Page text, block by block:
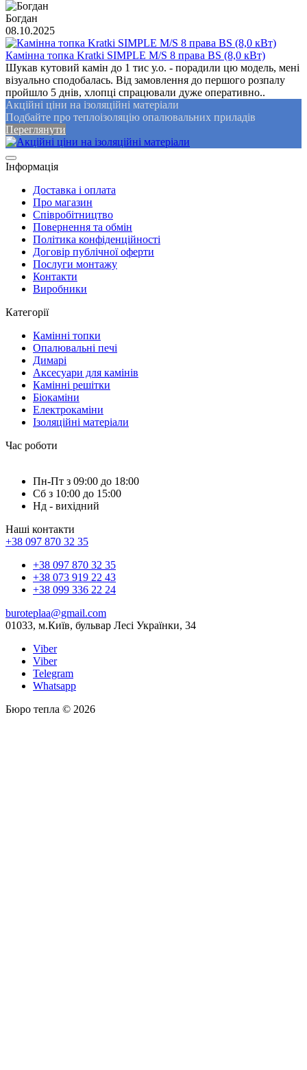
Богдан
08.10.2025
Камінна топка Kratki SIMPLE M/S 8 права BS (8,0 кВт)
Шукав кутовий камін до 1 тис у.о. - порадили цю модель, мені
візуально сподобалась. Від замовлення до першого розпалу
пройшло 5 днів, хлопці спрацювали дуже оперативно..
Акційні ціни на ізоляційні матеріали
Подбайте про теплоізоляцію опалювальних приладів
Переглянути
Інформація
Доставка і оплата
Про магазин
Співробітництво
Повернення та обмін
Політика конфіденційності
Договір публічної оферти
Послуги монтажу
Контакти
Виробники
Категорії
Камінні топки
Опалювальні печі
Димарі
Аксесуари для камінів
Камінні решітки
Біокаміни
Електрокаміни
Ізоляційні матеріали
Час роботи
Пн-Пт з 09:00 до 18:00
Сб з 10:00 до 15:00
Нд - вихідний
Наші контакти
+38 097 870 32 35
+38 097 870 32 35
+38 073 919 22 43
+38 099 336 22 24
buroteplaa@gmail.com
01033, м.Київ, бульвар Лесі Українки, 34
Viber
Viber
Telegram
Whatsapp
Бюро тепла © 2026